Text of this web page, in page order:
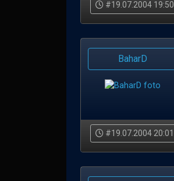
#19.07.2004 19:50
BaharD
#19.07.2004 20:01